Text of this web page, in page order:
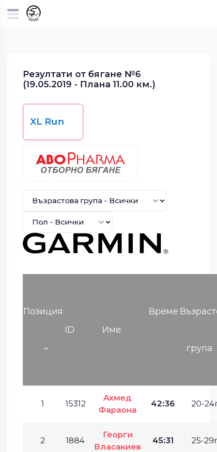
Резултати от бягане №6
(19.05.2019 - Плана 11.00 км.)
XL Run
Позиция
ID
Име
Време
група
1 15312
Ахмед
Фараона
42:36 20-
2 1884
Георги
Власакиев
45:31 25-